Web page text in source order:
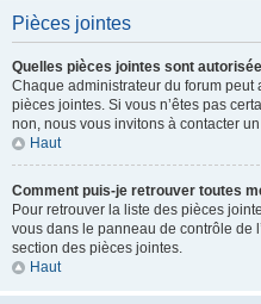
Pièces jointes
Quelles pièces jointes sont
Chaque administrateur du forum peut
pièces jointes. Si vous n’êtes pas
non, nous vous invitons à contacter
Haut
Comment puis-je retrouver toutes
Pour retrouver la liste des pièces
vous dans le panneau de contrôle de
section des pièces jointes.
Haut